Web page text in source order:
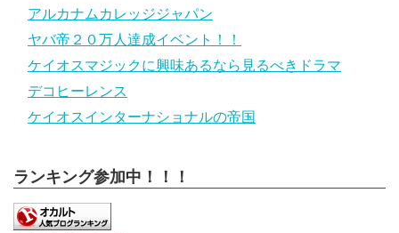
アルカナムカレッジジャパン
ヤバ帝２０万人達成イベント！！
ケイオスマジックに興味あるなら見るべきドラマ
デコヒーレンス
ケイオスインターナショナルの帝国
ランキング参加中！！！